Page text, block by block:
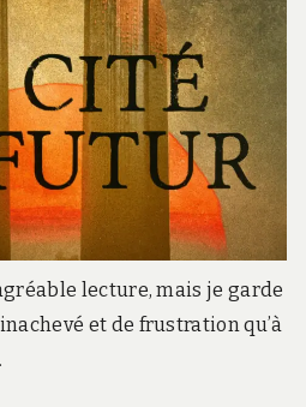
lecture, mais je garde
et de frustration qu’à